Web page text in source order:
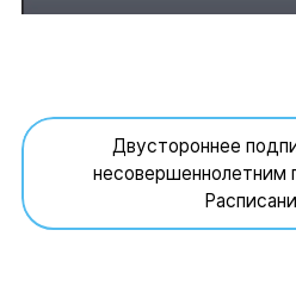
Двустороннее
несовершеннолетним